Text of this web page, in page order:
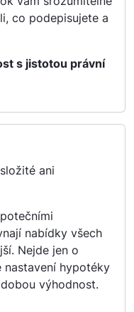
co podepisujete a
s jistotou právní
ani
nabídky všech
Nejde jen o
nastavení hypotéky
výhodnost.